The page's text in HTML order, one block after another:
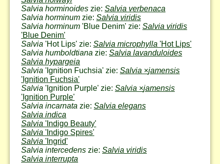
Salvia horminoides zie: Salvia verbenaca
Salvia horminum zie: Salvia viridis
Salvia horminum 'Blue Denim' zie: Salvia viridis
'Blue Denim'
Salvia 'Hot Lips' zie: Salvia microphylla 'Hot Lips'
Salvia humboldtiana zie: Salvia lavanduloides
Salvia hypargeia
Salvia 'Ignition Fuchsia' zie: Salvia ×jamensis
'Ignition Fuchsia'
Salvia 'Ignition Purple' zie: Salvia ×jamensis
'Ignition Purple'
Salvia incarnata zie: Salvia elegans
Salvia indica
Salvia 'Indigo Beauty'
Salvia 'Indigo Spires'
Salvia 'Ingrid'
Salvia intercedens zie: Salvia viridis
Salvia interrupta